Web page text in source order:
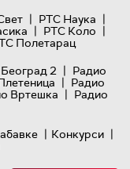
| РТС Наука |
| РТС Коло |
Полетарац
2 | Радио
| Радио
Вртешка | Радио
| Конкурси |